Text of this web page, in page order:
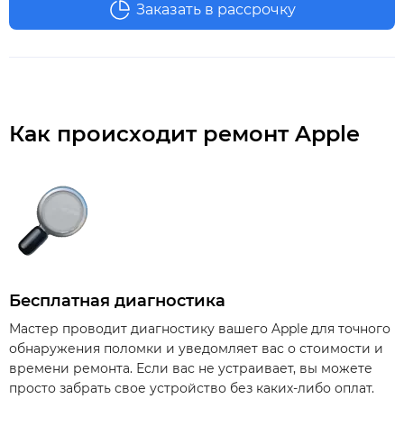
Заказать в рассрочку
Как происходит ремонт Apple
Бесплатная диагностика
Мастер проводит диагностику вашего Apple для точного
обнаружения поломки и уведомляет вас о стоимости и
времени ремонта. Если вас не устраивает, вы можете
просто забрать свое устройство без каких-либо оплат.